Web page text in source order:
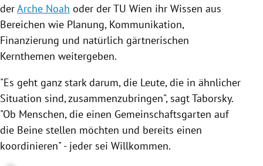
derArche Noah oder derTU Wien ihr Wissen aus
Bereichen wie Planung, Kommunikation,
Finanzierung und natürlich gärtnerischen
Kernthemen weitergeben.
"Es geht ganz stark darum, die Leute, die in ähnlicher
Situation sind, zusammenzubringen", sagtTaborsky.
"Ob Menschen, die einen Gemeinschaftsgarten auf
die Beine stellen möchten und bereits einen
koordinieren" - jeder sei Willkommen.